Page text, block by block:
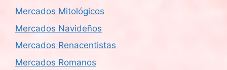
Mercados Mitológicos
Mercados Navideños
Mercados Renacentistas
Mercados Romanos